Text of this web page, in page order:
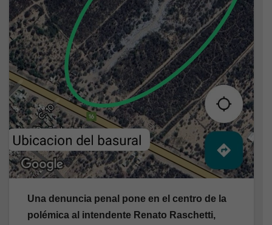
Una denuncia penal pone en el centro de la
polémica al intendente Renato Raschetti,